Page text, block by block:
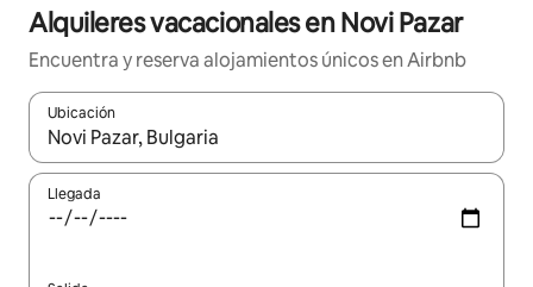
Alquileres vacacionales en Novi Pazar
Encuentra y reserva alojamientos únicos en Airbnb
Ubicación
Cuando los resultados estén disponibles, navega con las
Llegada